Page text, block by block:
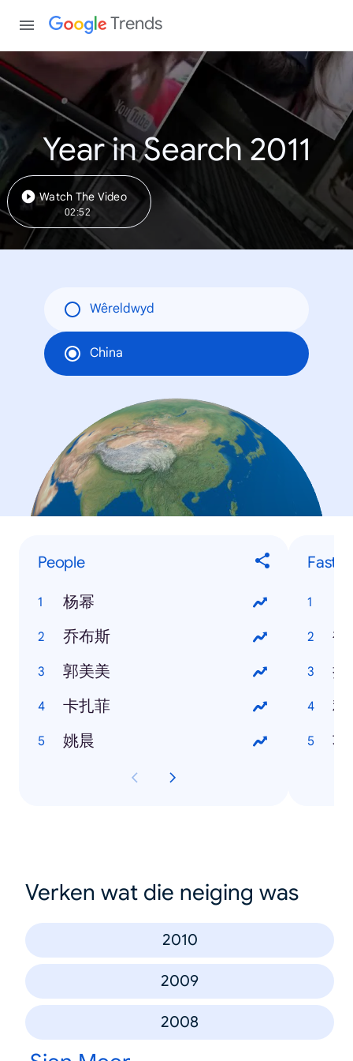
Trends
Year in Search 2011
Watch The Video
02:52
Wêreldwyd
China
People
杨幂
乔布斯
郭美美
卡扎菲
姚晨
裸
折
利
功
Verken wat die neiging was
2010
2009
2008